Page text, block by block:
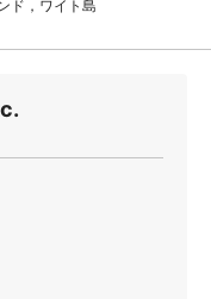
ド，ワイト島